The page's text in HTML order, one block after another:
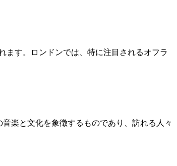
ます。ロンドンでは、特に注目されるオフラ
楽と文化を象徴するものであり、訪れる人々